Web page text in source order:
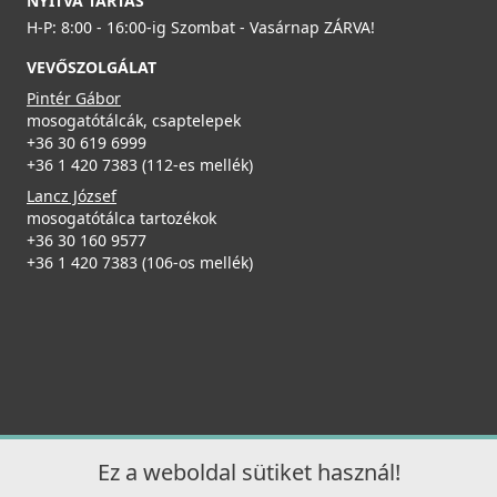
Részletek
ELLECI - Gránit mosogatótálca Time 105 UM G40 fekete
tartozékokkal munkalap alá szerelhető
LG210540BSOBKM
ELLECI - Csaptelep Cloud G59 antracit
MGKCLO59
89 990 Ft
H-P: 8:00 - 16:00-ig Szombat - Vasárnap ZÁRVA!
VEVŐSZOLGÁLAT
Pintér Gábor
mosogatótálcák, csaptelepek
+36 30 619 6999
+36 1 420 7383 (112-es mellék)
Lancz József
mosogatótálca tartozékok
+36 30 160 9577
+36 1 420 7383 (106-os mellék)
Ez a weboldal sütiket használ!